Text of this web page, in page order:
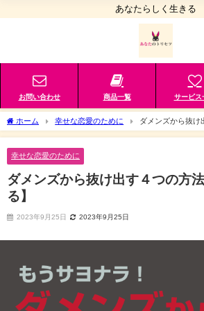
あなたらしく生きる
お問い合わせ 商品一覧 サービス
ホーム 幸せな恋愛のために
ダメンズから抜け
れる】
幸せな恋愛のために
ダメンズから抜け出す４つの方
る】
2023年9月25日 2023年9月25日